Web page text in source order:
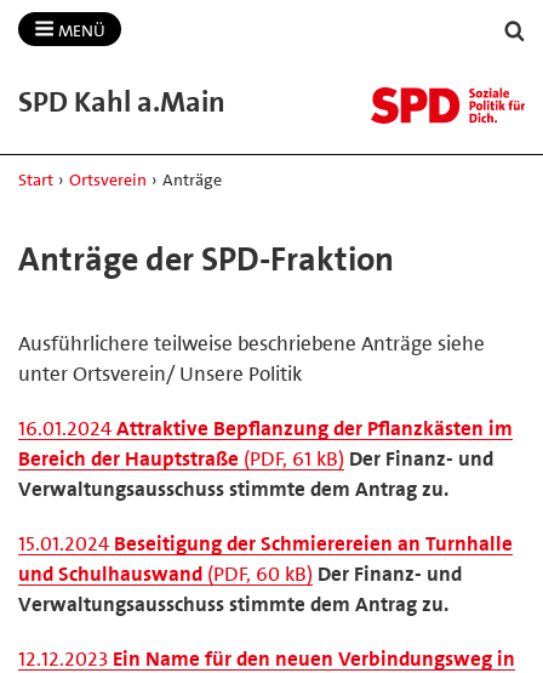
MENÜ
SPD Kahl a.​Main
Start › Ortsverein › Anträge
Anträge der SPD-Fraktion
Ausführlichere teilweise beschriebene Anträge siehe
unter Ortsverein/ Unsere Politik
16.01.2024Attraktive Bepflanzung der Pflanzkästen im
Bereich der Hauptstraße (PDF, 61 kB) Der Finanz- und
Verwaltungsausschuss stimmte dem Antrag zu.
15.01.2024 Beseitigung der Schmierereien an Turnhalle
und Schulhauswand (PDF, 60 kB) Der Finanz- und
Verwaltungsausschuss stimmte dem Antrag zu.
12.12.2023 Ein Name für den neuen Verbindungsweg in